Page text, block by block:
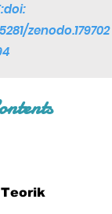
zenodo.179702